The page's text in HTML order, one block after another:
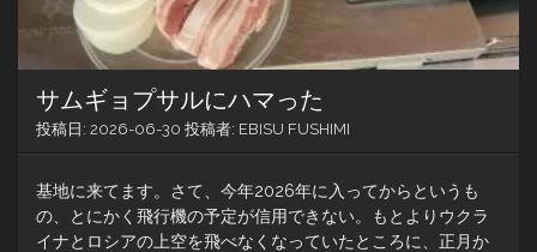
手
方
法
サムギョプサルにハマった
投稿日: 2026-06-30 投稿者: EBISU FUSHIMI
基地に来てます。さて、今年2026年に入ってからというも
の、とにかく飛行機の予定が信用できない。もとよりウクラ
イナとロシアの上空を飛べなくなっていたところに、正月か